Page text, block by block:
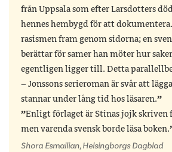
från Uppsala som efter Larsdotters
hennes hembygd för att
rasismen fram genom sidorna; en
berättar för samer han möter hur
egentligen ligger till. Detta
– Jonssons serieroman är svår att
stannar under lång tid hos läsaren.
Enligt förlaget är Stinas jojk skriven
men varenda svensk borde läsa boken.
Shora Esmailian, Helsingborgs Dagblad